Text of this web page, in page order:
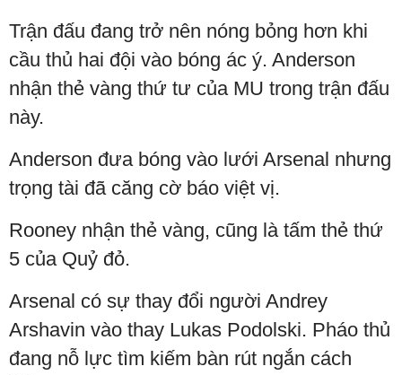
Trận đấu đang trở nên nóng bỏng hơn khi
cầu thủ hai đội vào bóng ác ý. Anderson
nhận thẻ vàng thứ tư của MU trong trận đấu
này.
Anderson đưa bóng vào lưới Arsenal nhưng
trọng tài đã căng cờ báo việt vị.
Rooney nhận thẻ vàng, cũng là tấm thẻ thứ
5 của Quỷ đỏ.
Arsenal có sự thay đổi người Andrey
Arshavin vào thay Lukas Podolski. Pháo thủ
đang nỗ lực tìm kiếm bàn rút ngắn cách